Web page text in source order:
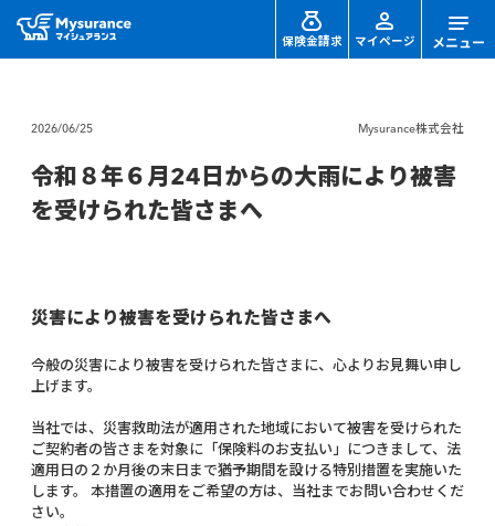
保険金請求 マイページ
2026/06/25 Mysurance株式会社
令和８年６月24日からの大雨により被害
を受けられた皆さまへ
災害により被害を受けられた皆さまへ
今般の災害により被害を受けられた皆さまに、心よりお見舞い申し
上げます。
当社では、災害救助法が適用された地域において被害を受けられた
ご契約者の皆さまを対象に「保険料のお支払い」につきまして、法
適用日の２か月後の末日まで猶予期間を設ける特別措置を実施いた
します。 本措置の適用をご希望の方は、当社までお問い合わせくだ
さい。